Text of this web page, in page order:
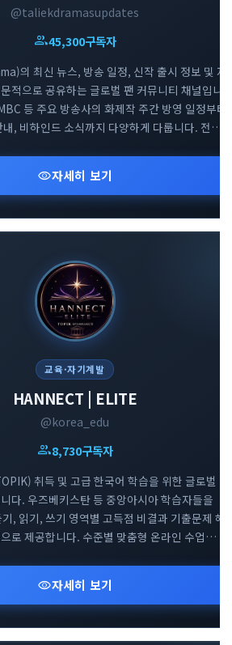
@taliekdramasupdates
group45,300구독자
의 최신 뉴스, 방송 일정, 신작 출시 정보 및 자
적으로 공유하는 글로벌 팬 커뮤니티 채널입니
등 주요 방송사의 화제작 주간 방영 일정부터
, 비하인드 소식까지 다양하게 다룹니다. 전
규모 정보 교류의 공간입니다.
visibility자세히 보기
교육·자기계발
HANNECT | ELITE
@korea_edu
group8,730구독자
취득 및 고급 한국어 학습을 위한 글로벌
다. 우즈베키스탄 등 중앙아시아 학습자들을
, 읽기, 쓰기 영역별 고득점 비결과 기출문제 해
로 제공합니다. 수준별 맞춤형 온라인 수업
간입니다.
visibility자세히 보기